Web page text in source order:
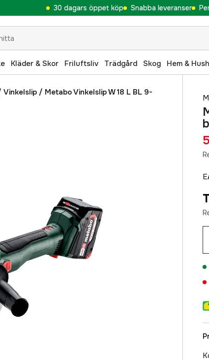
30 dagars öppet köp Snabba leveranser
Kläder & Skor Friluftsliv Trädgård Skog Hem &
Vinkelslip / Metabo Vinkelslip W 18 L BL 9-